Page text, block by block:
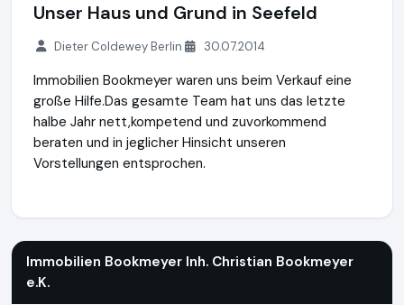
Unser Haus und Grund in Seefeld
Dieter Coldewey Berlin 30.07.2014
Immobilien Bookmeyer waren uns beim Verkauf eine
große Hilfe.Das gesamte Team hat uns das letzte
halbe Jahr nett,kompetend und zuvorkommend
beraten und in jeglicher Hinsicht unseren
Vorstellungen entsprochen.
Immobilien Bookmeyer Inh. Christian Bookmeyer
e.K.